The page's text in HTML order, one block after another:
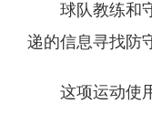
球队教练和
递的信息寻找防
这项运动使